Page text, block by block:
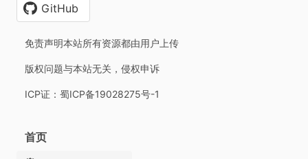
GitHub
免责声明本站所有资源都由用户上传
版权问题与本站无关，侵权申诉
ICP证：蜀ICP备19028275号-1
首页